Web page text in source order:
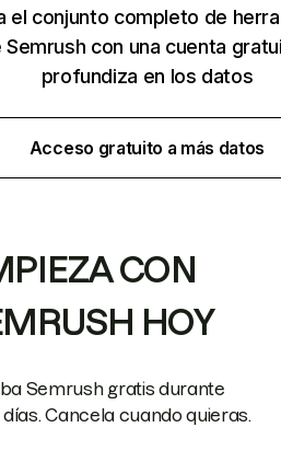
el conjunto completo de
Semrush con una cuenta
profundiza en los datos
Acceso gratuito a más datos
CON
HOY
Semrush gratis durante
Cancela cuando quieras.